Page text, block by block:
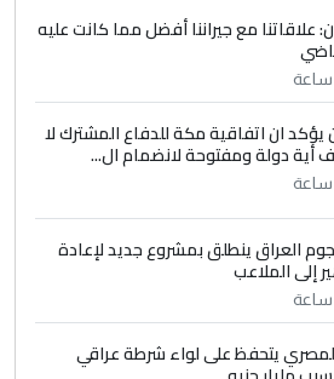
يرد على صدام حسين سل
(نص كامل)
علاقاتنا مع جيراننا أفضل مما كانت عليه
يؤكد ان اتفاقية مكة للدفاع المشترك لا
أية دولة ومفتوحة لانضمام ال...
العراق ينطلق بمشروع جديد لإعادة
إلى الملاعب
يتحفظ على لواء شرطة عراقي